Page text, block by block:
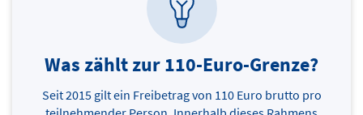
Was zählt zur 110-Euro-Grenze?
Seit 2015 gilt ein Freibetrag von 110 Euro brutto pro